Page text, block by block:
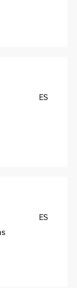
ES
ES